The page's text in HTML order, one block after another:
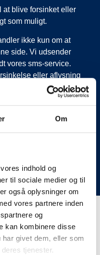
Om
indhold og
til sociale medier og til
også oplysninger om
vores partnere inden
og
kan kombinere disse
givet dem, eller som
tjenester.
at blive forsinket eller
som muligt.
ikke kun om at
side. Vi udsender
vores sms-service.
eller aflysning
evt. flytte kunder til
der skal have flyttet
til os, da vi ikke
her.
på